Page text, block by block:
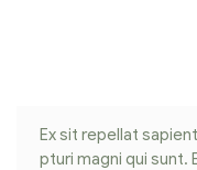
Ex sit repellat
pturi magni qui